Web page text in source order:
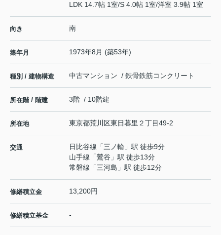
LDK 14.7帖 1室/S 4.0帖 1室/洋室 3.9帖 1室
向き 南
築年月 1973年8月 (築53年)
種別 / 建物構造 中古マンション / 鉄骨鉄筋コンクリート
所在階 / 階建 3階 / 10階建
所在地 東京都荒川区東日暮里 ２丁目49-2
交通 日比谷線 「三ノ輪 」駅 徒歩9分
山手線 「鶯谷 」駅 徒歩13分
常磐線 「三河島 」駅 徒歩12分
修繕積立金 13,200円
修繕積立基金 -